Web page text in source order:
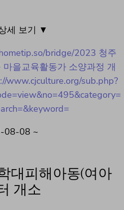
세 보기 ▼
bridge/2023 청주
마을교육활동가 소양과정 개
www.cjculture.org/sub.php?
08-08 ~
대피해아동(여아
개소